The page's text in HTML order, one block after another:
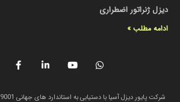
دیزل ژنراتور اضطراری
ادامه مطلب »